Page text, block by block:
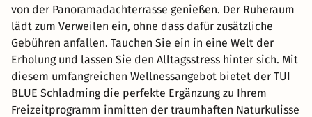
von der Panoramadachterrasse genießen. Der Ruheraum
lädt zum Verweilen ein, ohne dass dafür zusätzliche
Gebühren anfallen. Tauchen Sie ein in eine Welt der
Erholung und lassen Sie den Alltagsstress hinter sich. Mit
diesem umfangreichen Wellnessangebot bietet der TUI
BLUE Schladming die perfekte Ergänzung zu Ihrem
Freizeitprogramm inmitten der traumhaften Naturkulisse